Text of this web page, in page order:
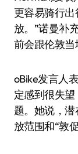
更容易骑行
放。”诺曼补
前会跟伦敦当
oBike发言人
定感到很失
题。她说，
放范围和“敦